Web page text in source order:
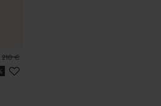
Precio
Precio
210 €